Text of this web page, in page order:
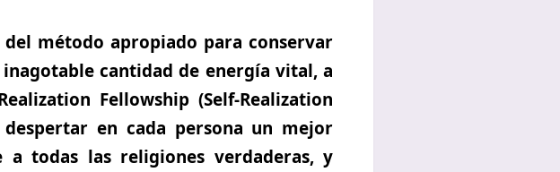
método apropiado para conservar
cantidad de energía vital, a
Fellowship (Self-Realization
en cada persona un mejor
todas las religiones verdaderas, y